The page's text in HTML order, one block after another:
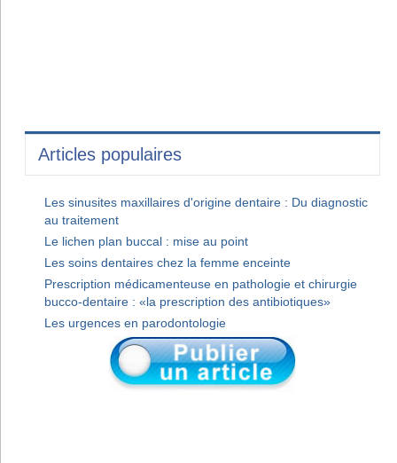
Articles populaires
Les sinusites maxillaires d'origine dentaire : Du diagnostic
au traitement
Le lichen plan buccal : mise au point
Les soins dentaires chez la femme enceinte
Prescription médicamenteuse en pathologie et chirurgie
bucco-dentaire : «la prescription des antibiotiques»
Les urgences en parodontologie